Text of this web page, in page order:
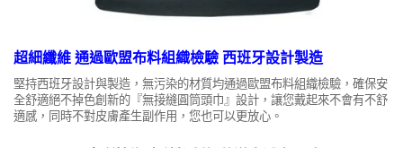
超細纖維 通過歐盟布料組織檢驗 西班牙設計製造
堅持西班牙設計與製造，無污染的材質均通過歐盟布料組織檢驗，確保安
全舒適絕不掉色創新的『無接縫圓筒頭巾』設計，讓您戴起來不會有不舒
適感，同時不對皮膚產生副作用，您也可以更放心。